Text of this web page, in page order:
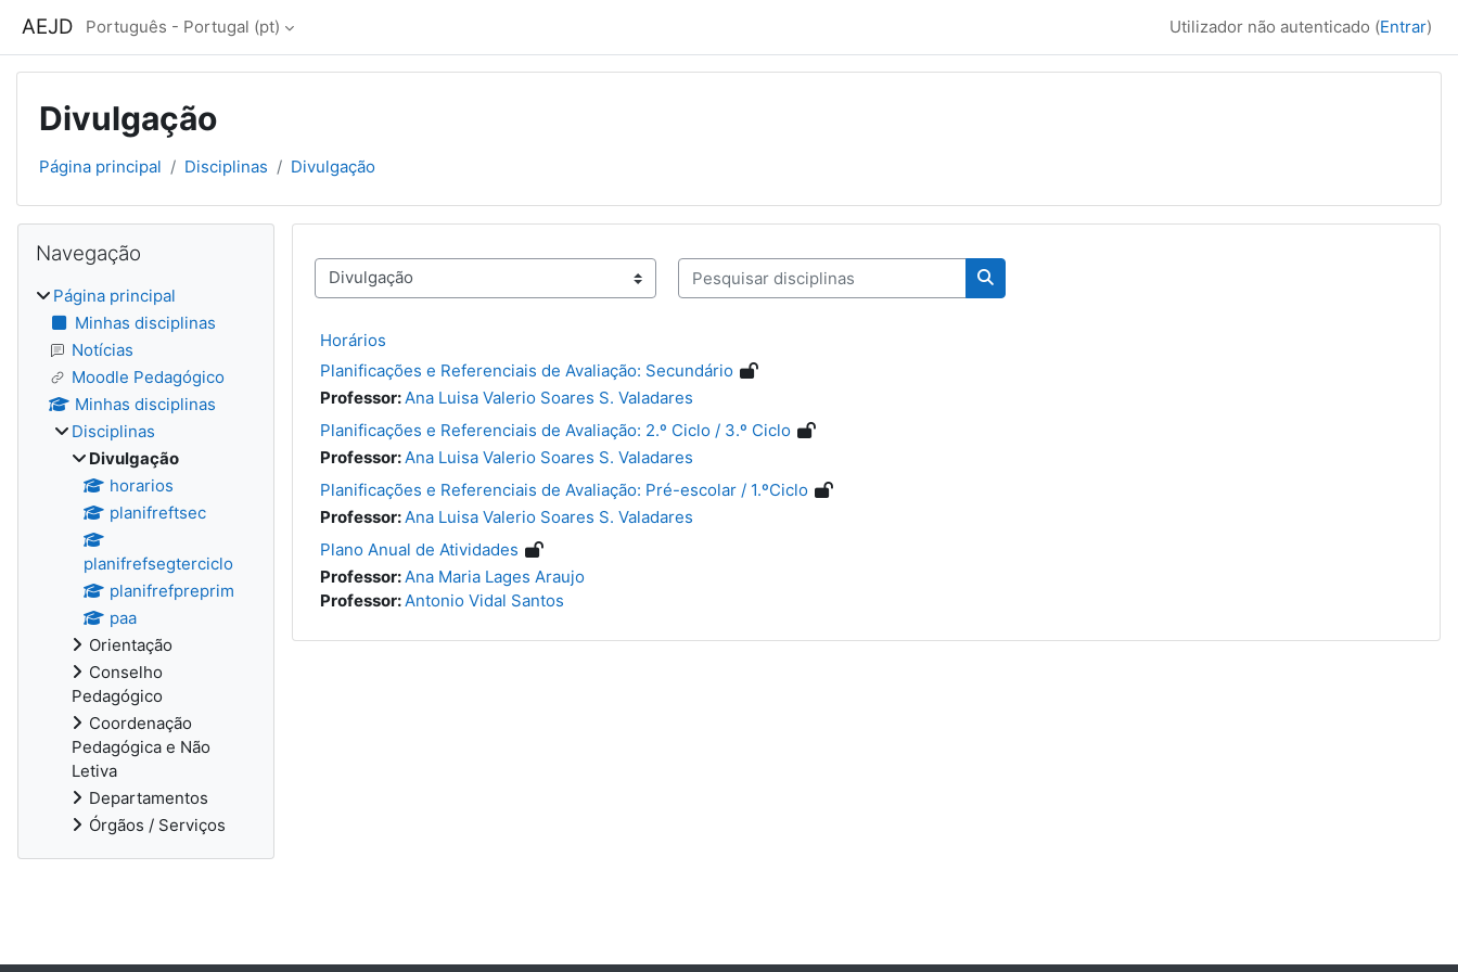
AEJD Português - Portugal ‎(pt)‎ Utilizador não autenticado (Entrar)
Divulgação
Página principal Disciplinas Divulgação
Categorias de disciplinas
Pesquisar disciplinas
Pesquisar disciplinas
Horários
Planificações e Referenciais de Avaliação: Secundário
Professor: Ana Luisa Valerio Soares S. Valadares
Planificações e Referenciais de Avaliação: 2.º Ciclo / 3.º Ciclo
Professor: Ana Luisa Valerio Soares S. Valadares
Planificações e Referenciais de Avaliação: Pré-escolar / 1.ºCiclo
Professor: Ana Luisa Valerio Soares S. Valadares
Plano Anual de Atividades
Professor: Ana Maria Lages Araujo
Professor: Antonio Vidal Santos
Blocos
Navegação
Página principal
Minhas disciplinas
Notícias
Moodle Pedagógico
Minhas disciplinas
Disciplinas
Divulgação
horarios
planifreftsec
planifrefsegterciclo
planifrefpreprim
paa
Orientação
Conselho
Pedagógico
Coordenação
Pedagógica e Não
Letiva
Departamentos
Órgãos / Serviços